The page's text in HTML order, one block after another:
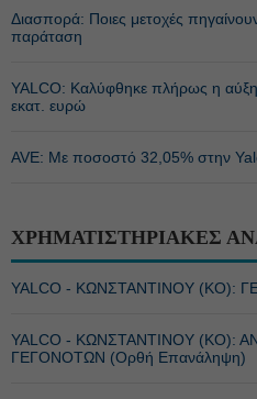
Διασπορά: Ποιες μετοχές
παράταση
YALCO: Καλύφθηκε πλήρως η
εκατ. ευρώ
AVE: Με ποσοστό 32,05% στην
ΧΡΗΜΑΤΙΣΤΗΡΙΑΚΕΣ
YALCO - ΚΩΝΣΤΑΝΤΙΝΟΥ (ΚΟ):
YALCO - ΚΩΝΣΤΑΝΤΙΝΟΥ (ΚΟ):
ΓΕΓΟΝΟΤΩΝ (Ορθή Επανάληψη)